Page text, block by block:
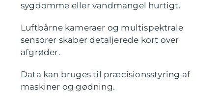
sygdomme eller vandmangel hurtigt.
Luftbårne kameraer og multispektrale
sensorer skaber detaljerede kort over
afgrøder.
Data kan bruges til præcisionsstyring af
maskiner og gødning.